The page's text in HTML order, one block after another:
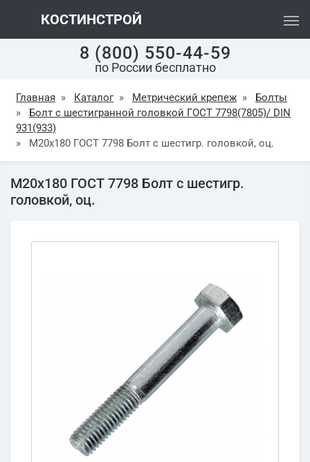
КОСТИНСТРОЙ
8 (800) 550-44-59
по России бесплатно
Главная » Каталог » Метрический крепеж »
Болты
»
Болт с шестигранной головкой ГОСТ 7798(7805)/ DIN
931(933)
»
М20х180 ГОСТ 7798 Болт с шестигр. головкой, оц.
М20х180 ГОСТ 7798 Болт с шестигр.
головкой, оц.